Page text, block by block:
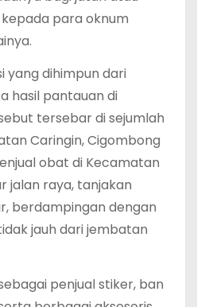
para oknum
yang dihimpun dari
hasil pantauan di
tersebar di sejumlah
Caringin, Cigombong
obat di Kecamatan
jalan raya, tanjakan
berdampingan dengan
jauh dari jembatan
penjual stiker, ban